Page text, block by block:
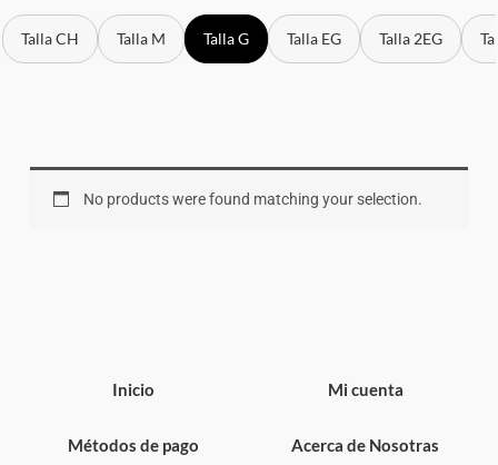
Talla CH Talla M Talla G Talla EG Talla 2EG
No products were found matching your selection.
Inicio
Métodos de pago
Mi cuenta
Acerca de Nosotras